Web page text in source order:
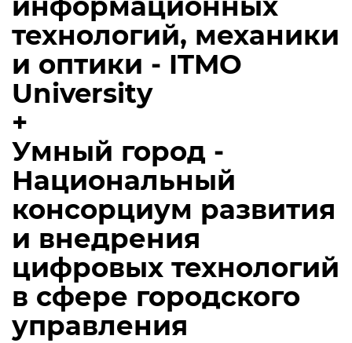
технологий, механики
и оптики - ITMO
University
+
Умный город -
Национальный
консорциум развития
и внедрения
цифровых технологий
в сфере городского
управления